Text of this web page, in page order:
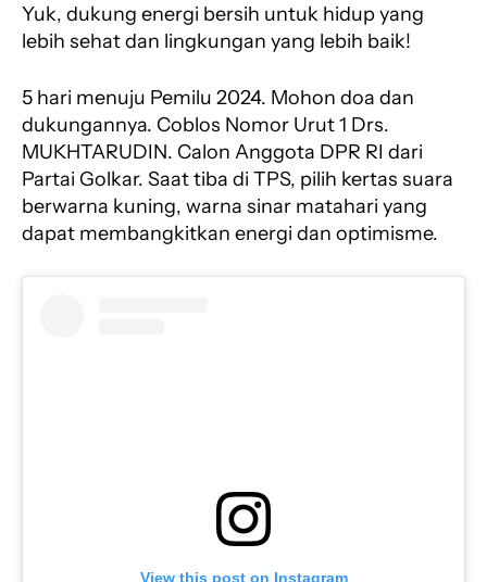
Yuk, dukung energi bersih untuk hidup yang
lebih sehat dan lingkungan yang lebih baik!
5 hari menuju Pemilu 2024. Mohon doa dan
dukungannya. Coblos Nomor Urut 1 Drs.
MUKHTARUDIN. Calon Anggota DPR RI dari
Partai Golkar. Saat tiba di TPS, pilih kertas suara
berwarna kuning, warna sinar matahari yang
dapat membangkitkan energi dan optimisme.
View this post on Instagram